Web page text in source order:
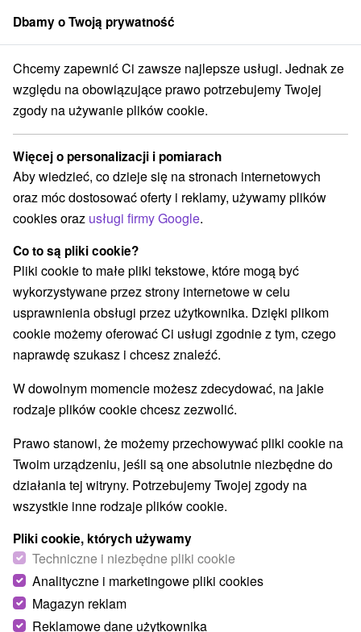
członek grupySorger
oferty na Słowacji Halloween pozostaje Demänovská dolina
Najtańsze halloween pozostaje
Demänovská dolina
Kategorie
Wszystkie kategorie
Pobyty z rabatem
Wellness pobyty(12)
Romantyczne wypady(7) Pobyty dla seniorów(9)
Wakacje rodzinne(14)
Wybierz lokalizację lub datę
Najlepiej sprzedające
Wsie i miasta
Jasná(5) Demänovská Dolina(1)
NAJTAŃSZE NAJDROŻSZE
Dbamy o Twoją prywatność
Chcemy zapewnić Ci zawsze najlepsze usługi. Jednak ze
względu na obowiązujące prawo potrzebujemy Twojej
zgody na używanie plików cookie.
Więcej o personalizacji i pomiarach
Aby wiedzieć, co dzieje się na stronach internetowych
oraz móc dostosować oferty i reklamy, używamy plików
cookies oraz usługi firmy Google.
Co to są pliki cookie?
Pliki cookie to małe pliki tekstowe, które mogą być
wykorzystywane przez strony internetowe w celu
usprawnienia obsługi przez użytkownika. Dzięki plikom
cookie możemy oferować Ci usługi zgodnie z tym, czego
naprawdę szukasz i chcesz znaleźć.
W dowolnym momencie możesz zdecydować, na jakie
rodzaje plików cookie chcesz zezwolić.
Prawo stanowi, że możemy przechowywać pliki cookie na
Twoim urządzeniu, jeśli są one absolutnie niezbędne do
działania tej witryny. Potrzebujemy Twojej zgody na
wszystkie inne rodzaje plików cookie.
Pliki cookie, których używamy
Techniczne i niezbędne pliki cookie
Analityczne i marketingowe pliki cookies
Magazyn reklam
Reklamowe dane użytkownika